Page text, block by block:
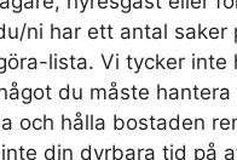
ni har ett antal saker
lista. Vi tycker inte
du måste hantera
och hålla bostaden
din dyrbara tid på